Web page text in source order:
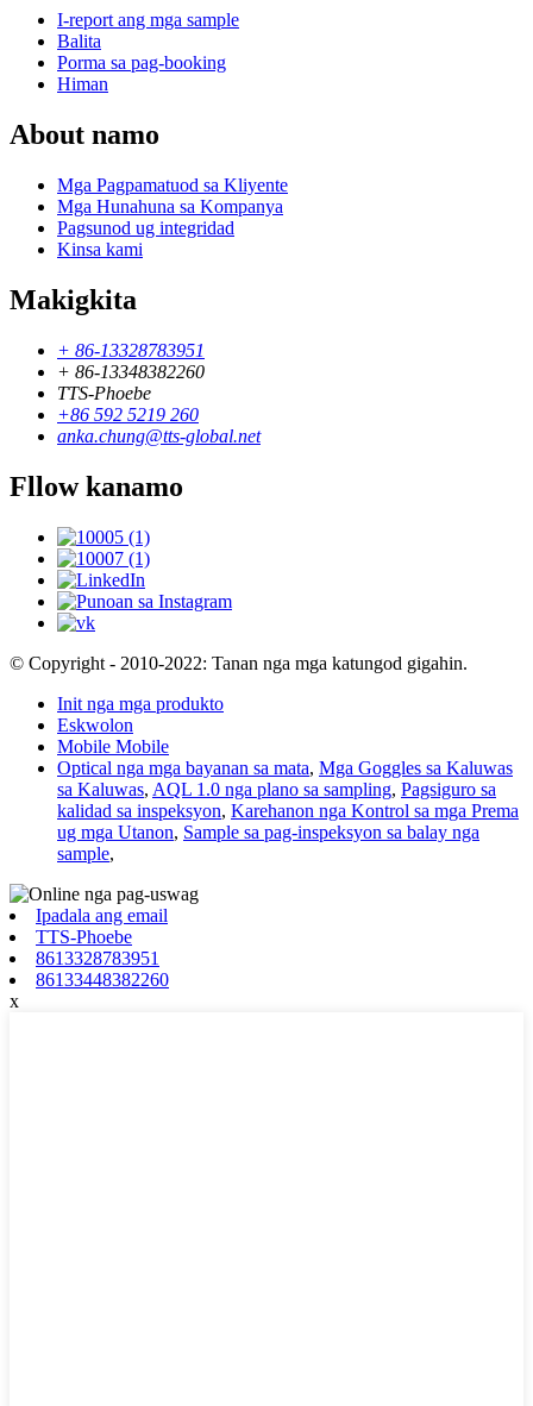
I-report ang mga sample
Balita
Porma sa pag-booking
Himan
About namo
Mga Pagpamatuod sa Kliyente
Mga Hunahuna sa Kompanya
Pagsunod ug integridad
Kinsa kami
Makigkita
+ 86-13328783951
+ 86-13348382260
TTS-Phoebe
+86 592 5219 260
anka.chung@tts-global.net
Fllow kanamo
© Copyright - 2010-2022: Tanan nga mga katungod gigahin.
Init nga mga produkto
Eskwolon
Mobile Mobile
Optical nga mga bayanan sa mata, Mga Goggles sa Kaluwas
sa Kaluwas, AQL 1.0 nga plano sa sampling, Pagsiguro sa
kalidad sa inspeksyon, Karehanon nga Kontrol sa mga Prema
ug mga Utanon, Sample sa pag-inspeksyon sa balay nga
sample,
Ipadala ang email
TTS-Phoebe
8613328783951
86133448382260
x